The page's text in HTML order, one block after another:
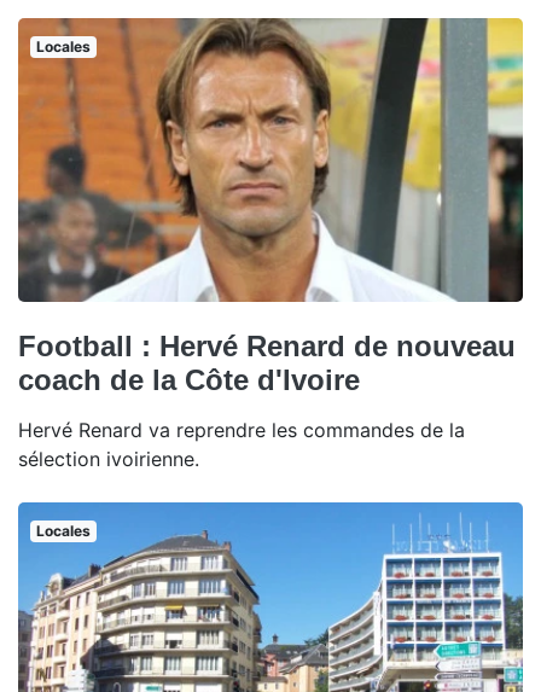
Locales
Football : Hervé Renard de nouveau
coach de la Côte d'Ivoire
Hervé Renard va reprendre les commandes de la
sélection ivoirienne.
Locales